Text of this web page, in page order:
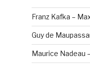
Franz Kafka –
Guy de
Maurice Nadeau